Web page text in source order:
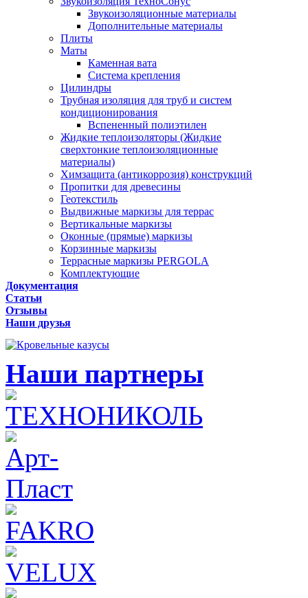
Звукоизоляционные материалы
Дополнительные материалы
Плиты
Маты
Каменная вата
Система крепления
Цилиндры
Трубная изоляция для труб и систем
кондиционирования
Вспененный полиэтилен
Жидкие теплоизоляторы (Жидкие
сверхтонкие теплоизоляционные
материалы)
Химзащита (антикоррозия) конструкций
Пропитки для древесины
Геотекстиль
Выдвижные маркизы для террас
Вертикальные маркизы
Оконные (прямые) маркизы
Корзинные маркизы
Террасные маркизы PERGOLA
Комплектующие
Документация
Статьи
Отзывы
Наши друзья
Наши партнеры